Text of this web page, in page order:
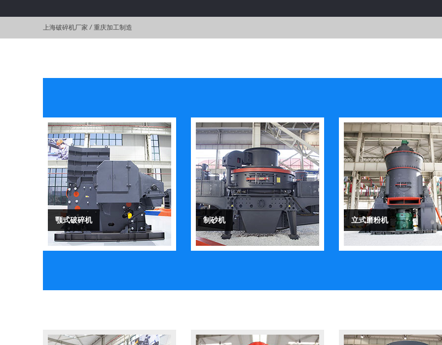
上海破碎机厂家 / 重庆加工制造
颚式破碎机 制砂机 立式磨粉机